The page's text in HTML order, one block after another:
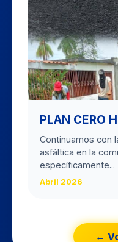
PLAN CERO
Continuamos con
asfáltica en la
específicamente...
Abril 2026
←